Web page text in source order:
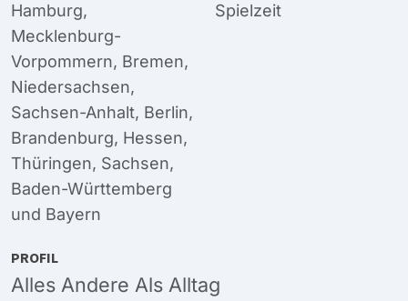
Hamburg,
Mecklenburg-
Vorpommern, Bremen,
Niedersachsen,
Sachsen-Anhalt, Berlin,
Brandenburg, Hessen,
Thüringen, Sachsen,
Baden-Württemberg
und Bayern
Spielzeit
PROFIL
Alles Andere Als Alltag